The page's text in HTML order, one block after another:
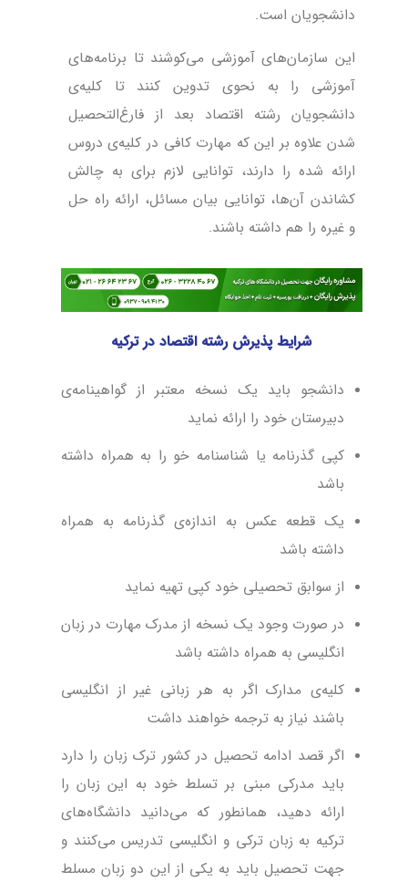
دانشجویان است.
این سازمان‌های آموزشی می‌کوشند تا برنامه‌های
آموزشی را به نحوی تدوین کنند تا کلیه‌ی
دانشجویان رشته اقتصاد بعد از فارغ‌التحصیل
شدن علاوه بر این که مهارت کافی در کلیه‌ی دروس
ارائه شده را دارند، توانایی لازم برای به چالش
کشاندن آن‌ها، توانایی بیان مسائل، ارائه راه حل
و غیره را هم داشته باشند.
شرایط پذیرش رشته اقتصاد در ترکیه
دانشجو باید یک نسخه معتبر از گواهینامه‌ی
دبیرستان خود را ارائه نماید
کپی گذرنامه یا شناسنامه خو را به همراه داشته
باشد
یک قطعه عکس به اندازه‌ی گذرنامه به همراه
داشته باشد
از سوابق تحصیلی خود کپی تهیه نماید
در صورت وجود یک نسخه از مدرک مهارت در زبان
انگلیسی به همراه داشته باشد
کلیه‌ی مدارک اگر به هر زبانی غیر از انگلیسی
باشند نیاز به ترجمه خواهند داشت
اگر قصد ادامه تحصیل در کشور ترک زبان را دارد
باید مدرکی مبنی بر تسلط خود به این زبان را
ارائه دهید، همانطور که می‌دانید دانشگاه‌های
ترکیه به زبان ترکی و انگلیسی تدریس می‌کنند و
جهت تحصیل باید به یکی از این دو زبان مسلط